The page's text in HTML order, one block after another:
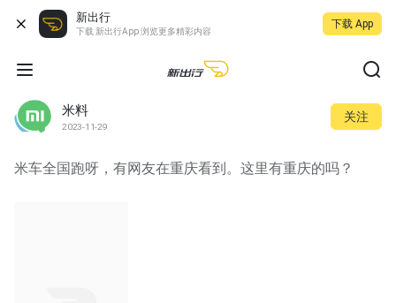
新出行
下载 新出行App 浏览更多精彩内容
下载 App
米料
2023-11-29
关注
米车全国跑呀，有网友在重庆看到。这里有重庆的吗？